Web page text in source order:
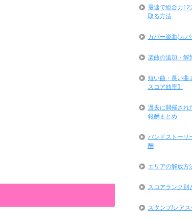
最速で総合力12
取る方法
カバー楽曲(カ
楽曲の追加・解
短い曲・長い曲
スコア効率】
過去に開催され
報酬まとめ
バンドストーリ
酬
エリアの解放方
スコアランク別
スタンプ/レア